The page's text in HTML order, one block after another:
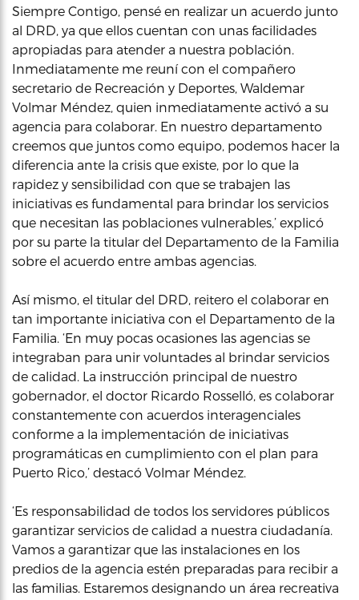
Siempre Contigo, pensé en realizar un acuerdo junto
al DRD, ya que ellos cuentan con unas facilidades
apropiadas para atender a nuestra población.
Inmediatamente me reuní con el compañero
secretario de Recreación y Deportes, Waldemar
Volmar Méndez, quien inmediatamente activó a su
agencia para colaborar. En nuestro departamento
creemos que juntos como equipo, podemos hacer la
diferencia ante la crisis que existe, por lo que la
rapidez y sensibilidad con que se trabajen las
iniciativas es fundamental para brindar los servicios
que necesitan las poblaciones vulnerables,’ explicó
por su parte la titular del Departamento de la Familia
sobre el acuerdo entre ambas agencias.
Así mismo, el titular del DRD, reitero el colaborar en
tan importante iniciativa con el Departamento de la
Familia. ‘En muy pocas ocasiones las agencias se
integraban para unir voluntades al brindar servicios
de calidad. La instrucción principal de nuestro
gobernador, el doctor Ricardo Rosselló, es colaborar
constantemente con acuerdos interagenciales
conforme a la implementación de iniciativas
programáticas en cumplimiento con el plan para
Puerto Rico,’ destacó Volmar Méndez.
‘Es responsabilidad de todos los servidores públicos
garantizar servicios de calidad a nuestra ciudadanía.
Vamos a garantizar que las instalaciones en los
predios de la agencia estén preparadas para recibir a
las familias. Estaremos designando un área recreativa